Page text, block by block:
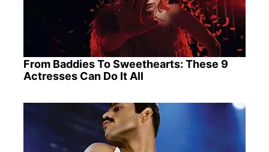
From Baddies To Sweethearts: These 9
Actresses Can Do It All